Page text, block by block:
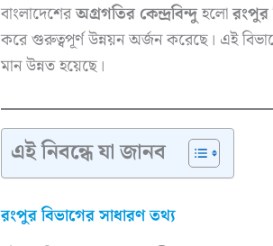
বাংলাদেশেরঅগ্রগতির কেন্দ্রবিন্দুহলোরংপুর
করে গুরুত্বপূর্ণ উন্নয়ন অর্জন করেছে। এই
মান উন্নত হয়েছে।
এই নিবন্ধে যা জানব
রংপুর বিভাগের সাধারণ তথ্য